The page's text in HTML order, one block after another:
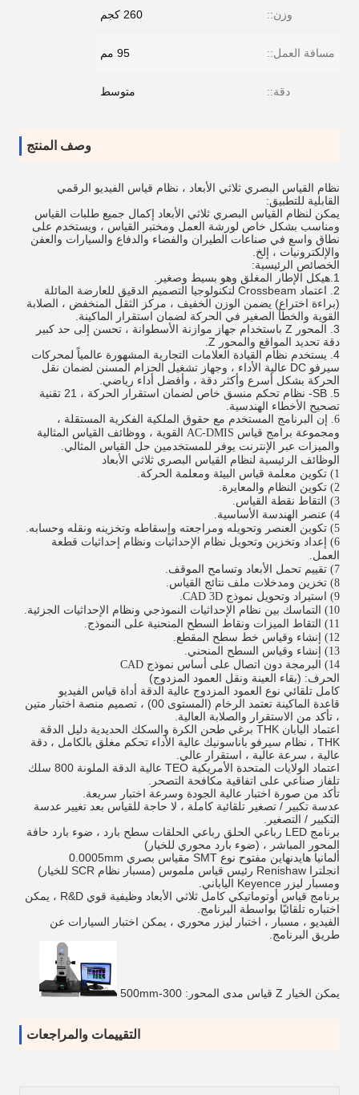
وزن:: 260 كجم
مسافة العمل:: 95 مم
دقة:: متوسط
وصف المنتج
نظام القياس البصري ثلاثي الأبعاد ، نظام قياس الفيديو الرقمي
القابلية للتطبيق:
يمكن لنظام القياس البصري ثلاثي الأبعاد إكمال جميع طلبات القياس
ومناسب بشكل خاص لورشة العمل ومختبر القياس ، ويستخدم على
نطاق واسع في صناعات الطيران والفضاء والدفاع والسيارات والعفن
والإلكترونيات ، إلخ.
الخصائص الرئيسية:
1.هيكل الإطار المغلق وهو بسيط وصغير.
2. اعتماد Crossbeam لتكنولوجيا التصميم الدقيق للعارضة المائلة
(براءة اختراع) يضمن الوزن الخفيف ، مركز الثقل المنخفض ، الصلابة
القوية والخطأ الصغير في الحركة لضمان استقرار الماكينة.
3. المحور Z باستخدام جهاز موازنة الأسطوانة ، تحسن إلى حد كبير
دقة تحديد المواقع والمحور Z.
4. يستخدم نظام القيادة العلامات التجارية المشهورة عالمياً لمحركات
سيرفو DC عالية الأداء ، وجهاز تشغيل الحزام المسنن لضمان نقل
الحركة بشكل أسرع وأكثر دقة ، وأفضل أداء رياضي.
5. SB- نظام تحكم منسق خاص لضمان استقرار الحركة ، 21 تقنية
تصحيح الأخطاء الهندسية.
6. إن البرنامج المستخدم مع حقوق الملكية الفكرية المستقلة ،
ومجموعة برامج قياس AC-DMIS القوية ، ووظائف القياس المثالية
والميزات عبر الإنترنت يوفر للمستخدمين حل القياس المثالي.
الوظائف الرئيسية لنظام القياس البصري ثلاثي الأبعاد
1) تكوين معلمة قياس البيئة ومعلمة الحركة.
2) تكوين النظام والمعايرة.
3) التقاط نقطة القياس.
4) عنصر الهندسة الأساسية.
5) تكوين العنصر وتحويله ومراجعته وإسقاطه وتخزينه ونقله وحسابه.
6) إعداد وتخزين وتحويل نظام الإحداثيات ونظام إحداثيات قطعة
العمل.
7) تقييم تحمل الأبعاد وتسامح الموقف.
8) تخزين ومدخلات ملف نتائج القياس.
9) استيراد وتحويل نموذج CAD 3D.
10) التماسك بين نظام الإحداثيات النموذجي ونظام الإحداثيات الجزئية.
11) التقاط الميزات ونقاط السطح المنحنية على النموذج.
12) إنشاء وقياس خط سطح المقطع.
13) إنشاء وقياس السطح المنحني.
14) البرمجة دون اتصال على أساس نموذج CAD
الحرف: (بقاء العينة ونقل العمود المزدوج)
كامل تلقائي نوع العمود المزدوج عالية الدقة أداة قياس الفيديو
قاعدة الماكينة تعتمد الرخام (المستوى 00) ، تصميم منصة اختبار متين
، تأكد من الاستقرار والصلابة العالية.
اعتماد اليابان THK برغي طحن الكرة والسكك الحديدية دليل الدقة
THK ، نظام سيرفو باناسونيك عالية الأداء تحكم مغلق بالكامل ، دقة
عالية ، سرعة عالية ، استقرار عالي.
اعتماد الولايات المتحدة الأمريكية TEO عالية الدقة الملونة 800 سلك
تلفاز صناعي على اتفاقية مكافحة التصحر.
تأكد من صورة اختبار عالية الجودة وسرعة اختبار سريعة.
عدسة تكبير / تصغير تلقائية كاملة ، لا حاجة للقياس بعد تغيير عدسة
التكبير / التصغير.
برنامج LED رباعي الحلق رباعي الحلقات سطح بارد ، ضوء بارد حافة
المحور المباشر ، (ضوء بارد محوري للخيار)
ألمانيا هايدنهاين مفتوح نوع SMT مقياس بصري 0.0005mm
انجلترا Renishaw رئيس قياس ملموس (مسبار نظام SCR للخيار)
ومسبار ليزر Keyence الياباني.
برنامج قياس أوتوماتيكي كامل ثلاثي الأبعاد وظيفية قوي R&D ، يمكن
اختباره تلقائيًا بواسطة البرنامج.
الفيديو ، مسبار ، اختبار ليزر محوري ، يمكن اختبار السيارات عن
طريق البرنامج.
يمكن الخيار Z قياس مدى المحور: 300-500mm
التقييمات والمراجعات